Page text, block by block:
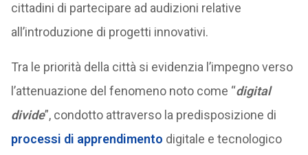
cittadini di partecipare ad audizioni relative
all’introduzione di progetti innovativi.
Tra le priorità della città si evidenzia l’impegno verso
l’attenuazione del fenomeno noto come “digital
divide”, condotto attraverso la predisposizione di
processi di apprendimento digitale e tecnologico